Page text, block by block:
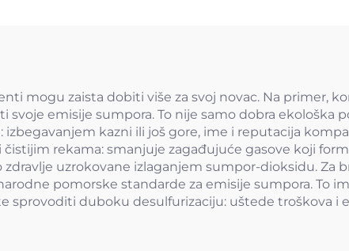
mogu zaista dobiti više za svoj novac. Na primer,
svoje emisije sumpora. To nije samo dobra
izbegavanjem kazni ili još gore, ime i reputacija
rekama: smanjuje zagađujuće gasove koji
uzrokovane izlaganjem sumpor-dioksidu. Za
pomorske standarde za emisije sumpora. To
sprovoditi duboku desulfurizaciju: uštede troškova i